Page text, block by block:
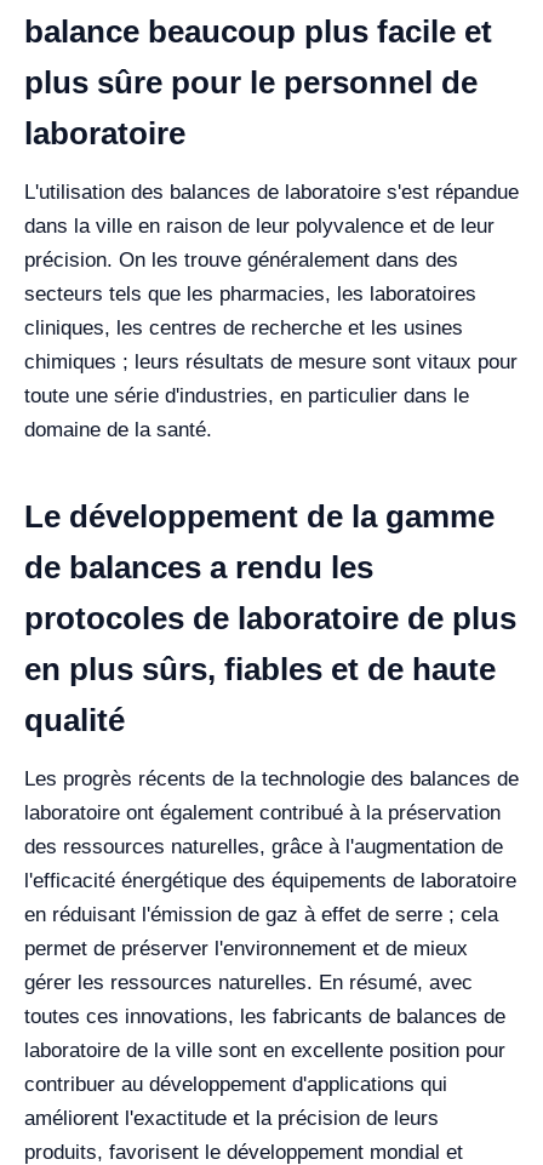
balance beaucoup plus facile et
plus sûre pour le personnel de
laboratoire
L'utilisation des balances de laboratoire s'est répandue
dans la ville en raison de leur polyvalence et de leur
précision. On les trouve généralement dans des
secteurs tels que les pharmacies, les laboratoires
cliniques, les centres de recherche et les usines
chimiques ; leurs résultats de mesure sont vitaux pour
toute une série d'industries, en particulier dans le
domaine de la santé.
Le développement de la gamme
de balances a rendu les
protocoles de laboratoire de plus
en plus sûrs, fiables et de haute
qualité
Les progrès récents de la technologie des balances de
laboratoire ont également contribué à la préservation
des ressources naturelles, grâce à l'augmentation de
l'efficacité énergétique des équipements de laboratoire
en réduisant l'émission de gaz à effet de serre ; cela
permet de préserver l'environnement et de mieux
gérer les ressources naturelles. En résumé, avec
toutes ces innovations, les fabricants de balances de
laboratoire de la ville sont en excellente position pour
contribuer au développement d'applications qui
améliorent l'exactitude et la précision de leurs
produits, favorisent le développement mondial et